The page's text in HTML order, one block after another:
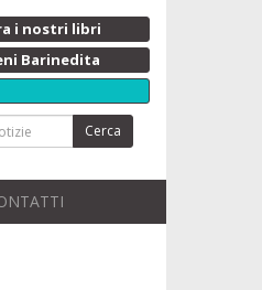
i nostri libri
Barinedita
Cerca